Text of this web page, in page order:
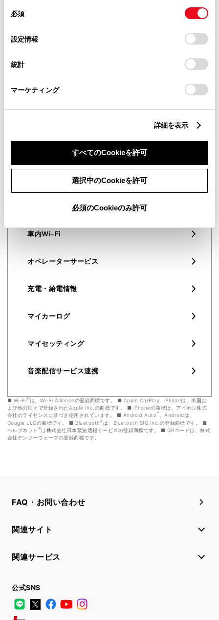
デバイスにすべてのCookie(クッキー)が保存されることに同
意したことになります。Cookie(クッキー)のオプトアウト、
設定の変更、同意を撤回したりするにあたっては、当社の
「Cookie（クッキー）情報の取り扱いについて
」をご覧くだ
必須
設定情報
統計
マーケティング
詳細を表示
すべてのCookieを許可
選択中のCookieを許可
必須のCookieのみ許可
マイカー始動ロック
心地よい​体験を​つくる​快適サービス
リモートスタート​（アプリ）​／リモートエアコン
車内Wi-Fi
オペレーターサービス
充電・給電情報
マイカーログ
マイセッティング
音楽配信サービス連携
Wi-Fi® は、Wi-Fi Allianceの登録商標です。
Apple CarPlay、iPhoneは、米国お
よび他の国々で登録されたApple Inc.の商標です。
iPhoneの商標は、アイホン株式
会社のライセンスに基づき使用されています。
Android Auto™
、Androidは、
Google LLCの商標です。
Bluetooth® は、Bluetooth SIG,Inc.の登録商標です。
ヘルプネット ®は株式会社日本緊急通報サービスの登録商標です。
QRコードは、株式
会社デンソーウェーブの登録商標です。
FAQ・お問い合わせ
関連サイト
関連サービス
公式SNS
LINE
X FacebookYouTube